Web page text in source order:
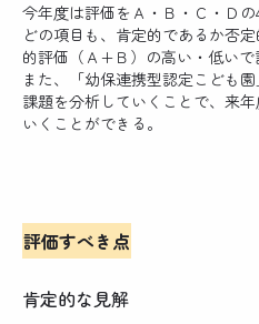
今年度は評価をＡ・Ｂ・Ｃ・Ｄの
どの項目も、肯定的であるか否
的評価（Ａ+Ｂ）の高い・低いで
また、「幼保連携型認定こども
課題を分析していくことで、来
いくことができる。
評価すべき点
肯定的な見解